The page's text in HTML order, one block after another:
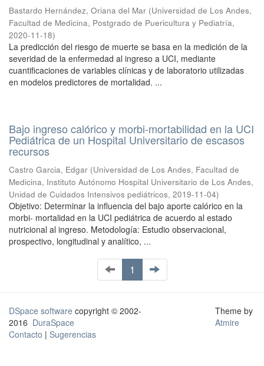
Bastardo Hernández, Oriana del Mar (Universidad de Los Andes,
Facultad de Medicina, Postgrado de Puericultura y Pediatría,
2020-11-18)
La predicción del riesgo de muerte se basa en la medición de la
severidad de la enfermedad al ingreso a UCI, mediante
cuantificaciones de variables clínicas y de laboratorio utilizadas
en modelos predictores de mortalidad. ...
Bajo ingreso calórico y morbi-mortabilidad en la UCI
Pediátrica de un Hospital Universitario de escasos
recursos
Castro Garcia, Edgar (Universidad de Los Andes, Facultad de
Medicina, Instituto Autónomo Hospital Universitario de Los Andes,
Unidad de Cuidados Intensivos pediátricos, 2019-11-04)
Objetivo: Determinar la influencia del bajo aporte calórico en la
morbi- mortalidad en la UCI pediátrica de acuerdo al estado
nutricional al ingreso. Metodología: Estudio observacional,
prospectivo, longitudinal y analítico, ...
1
DSpace software copyright © 2002-
2016 DuraSpace
Contacto | Sugerencias
Theme by
Atmire